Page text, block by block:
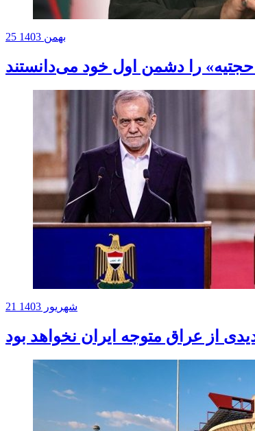
25 بهمن 1403
را دشمن اول خود می‌دانستند
21 شهریور 1403
از عراق متوجه ایران نخواهد بود